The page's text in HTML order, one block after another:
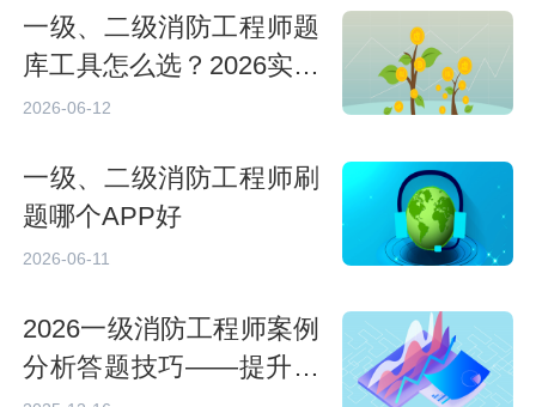
一级、二级消防工程师题
库工具怎么选？2026实战
测评与使用指南
2026-06-12
一级、二级消防工程师刷
题哪个APP好
2026-06-11
2026一级消防工程师案例
分析答题技巧——提升得